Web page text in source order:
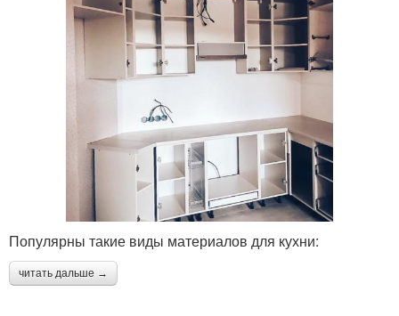
Популярны такие виды материалов для кухни:
читать дальше →